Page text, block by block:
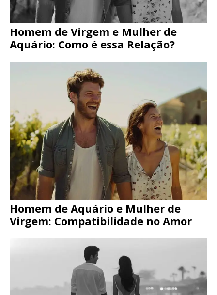
Homem de Virgem e Mulher de
Aquário: Como é essa Relação?
Homem de Aquário e Mulher de
Virgem: Compatibilidade no Amor